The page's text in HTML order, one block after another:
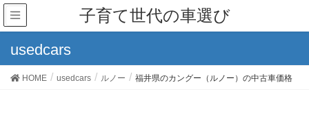
子育て世代の車選び
usedcars
HOME usedcars ルノー 福井県のカングー（ルノー）の中古車価格